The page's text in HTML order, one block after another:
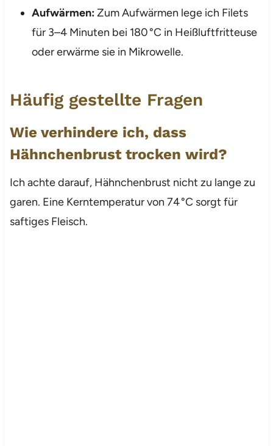
Aufwärmen:Zum Aufwärmen lege ich Filets
für 3–4 Minuten bei 180 °C in Heißluftfritteuse
oder erwärme sie in Mikrowelle.
Häufig gestellte Fragen
Wie verhindere ich, dass
Hähnchenbrust trocken wird?
Ich achte darauf, Hähnchenbrust nicht zu lange zu
garen. Eine Kerntemperatur von 74 °C sorgt für
saftiges Fleisch.